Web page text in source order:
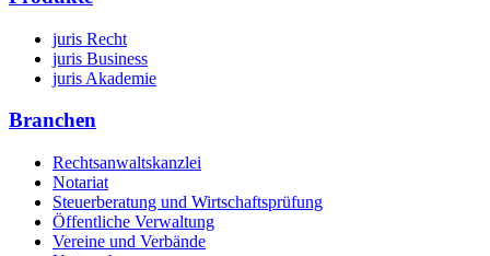
juris Recht
juris Business
juris Akademie
Branchen
Rechtsanwaltskanzlei
Notariat
Steuerberatung und Wirtschaftsprüfung
Öffentliche Verwaltung
Vereine und Verbände